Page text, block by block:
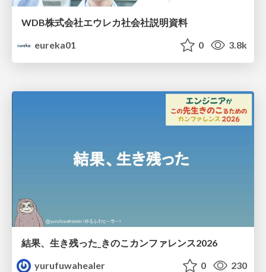
WDB株式会社エウレカ社会社説明資料
eureka01
0 3.8k
結果、生き残った_きのこカンファレンス2026
yurufuwahealer
0 230